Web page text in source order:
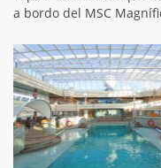
a bordo del MSC